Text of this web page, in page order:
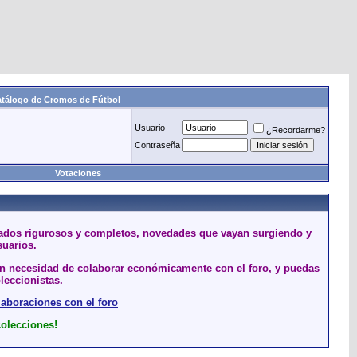
de Cromos de Fútbol
Usuario
¿Recordarme?
Contraseña
Votaciones
rigurosos y completos, novedades que vayan surgiendo y
necesidad de colaborar económicamente con el foro, y puedas
con el foro